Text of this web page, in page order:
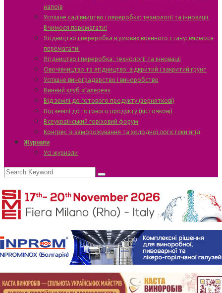
напоїв
Успішне садівництво і переробка: технології та інновації.
Вчимося перемагати!
Ягідництво і переробка в умовах воєнного стану: вчимося
перемагати!
Ягідництво і переробка: технології та інновації
Овочівництво та ягідництво: відкритий і закритий ґрунт
Успішне виноградарство і виноробство
Винний клуб «Галерея»
Від землі до готового продукту (зерняткові)
Від землі до готового продукту (кісточкові)
Всеукраїнський горіховий форум
Конгрес із заморожування та холодної логістики ягід
Журнали
Усі журнали